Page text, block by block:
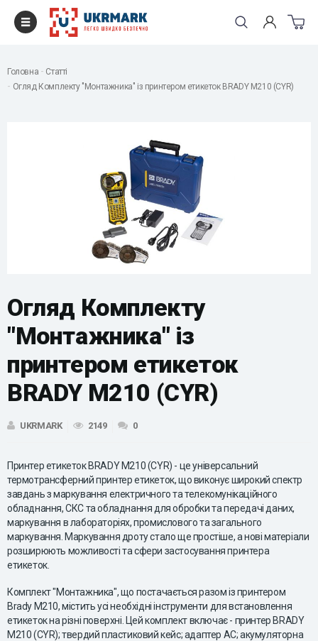
Головна
Статті
Огляд Комплекту "Монтажника" із принтером етикеток BRADY M210 (CYR)
Огляд Комплекту
"Монтажника" із
принтером етикеток
BRADY M210 (CYR)
UKRMARK 2149 0
Принтер етикеток BRADY M210 (CYR) - це універсальний
термотрансферний принтер етикеток, що виконує широкий спектр
завдань з маркування електричного та телекомунікаційного
обладнання, СКС та обладнання для обробки та передачі даних,
маркування в лабораторіях, промислового та загального
маркування. Маркування дроту стало ще простіше, а нові матеріали
розширюють можливості та сфери застосування принтера
етикеток.
Комплект "Монтажника", що постачається разом із принтером
Brady M210, містить усі необхідні інструменти для встановлення
етикеток на різні поверхні. Цей комплект включає - принтер BRADY
M210 (CYR); твердий пластиковий кейс; адаптер АС; акумуляторна